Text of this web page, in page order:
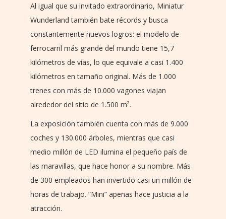
Al igual que su invitado extraordinario, Miniatur
Wunderland también bate récords y busca
constantemente nuevos logros: el modelo de
ferrocarril más grande del mundo tiene 15,7
kilómetros de vías, lo que equivale a casi 1.400
kilómetros en tamaño original. Más de 1.000
trenes con más de 10.000 vagones viajan
alrededor del sitio de 1.500 m².
La exposición también cuenta con más de 9.000
coches y 130.000 árboles, mientras que casi
medio millón de LED ilumina el pequeño país de
las maravillas, que hace honor a su nombre. Más
de 300 empleados han invertido casi un millón de
horas de trabajo. “Mini” apenas hace justicia a la
atracción.